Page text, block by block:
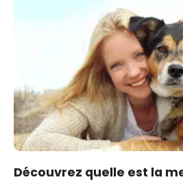
Découvrez quelle est la